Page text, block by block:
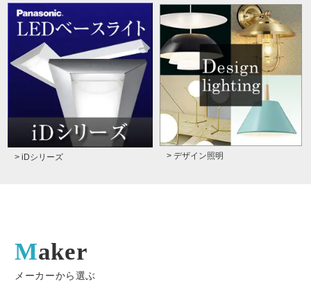
> iDシリーズ > デザイン照明
Maker
メーカーから選ぶ